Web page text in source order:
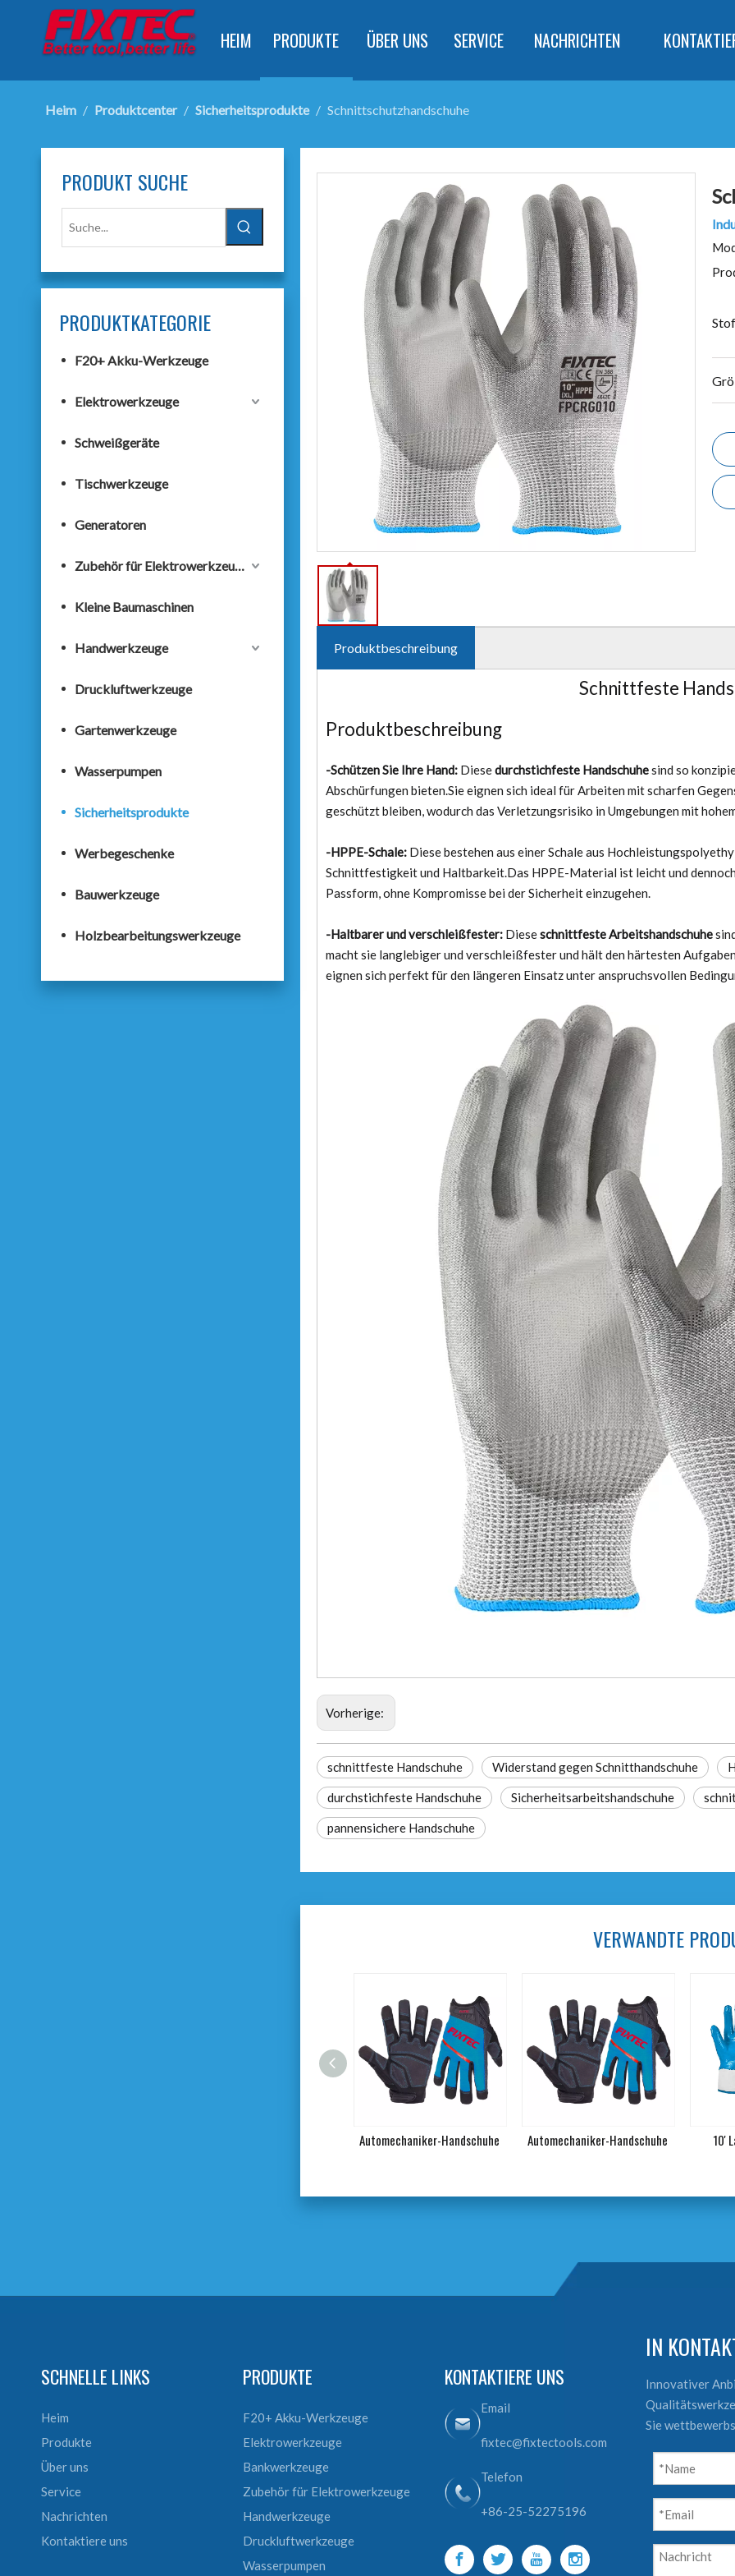
HEIM PRODUKTE ÜBER UNS SERVICE NACHRICHTEN
Heim / Produktcenter / Sicherheitsprodukte / Schnittschutzhandschuhe
PRODUKT SUCHE
PRODUKTKATEGORIE
F20+ Akku-Werkzeuge
Elektrowerkzeuge
Schweißgeräte
Tischwerkzeuge
Generatoren
Zubehör für Elektrowerkzeuge
Kleine Baumaschinen
Handwerkzeuge
Druckluftwerkzeuge
Gartenwerkzeuge
Wasserpumpen
Sicherheitsprodukte
Werbegeschenke
Bauwerkzeuge
Holzbearbeitungswerkzeuge
Produktbeschreibung
Schnittfeste
Produktbeschreibung
-Schützen Sie Ihre Hand: Diesedurchstichfeste Handschuhesind so
Abschürfungen bieten.Sie eignen sich ideal für Arbeiten mit scharfen
geschützt bleiben, wodurch das Verletzungsrisiko in Umgebungen mit
-HPPE-Schale: Diese bestehen aus einer Schale aus
Schnittfestigkeit und Haltbarkeit.Das HPPE-Material ist leicht und
Passform, ohne Kompromisse bei der Sicherheit einzugehen.
-Haltbarer und verschleißfester: Dieseschnittfeste Arbeitshandschuhe
macht sie langlebiger und verschleißfester und hält den härtesten
eignen sich perfekt für den längeren Einsatz unter anspruchsvollen
Vorherige:
schnittfeste Handschuhe Widerstand gegen Schnitthandschuhe
durchstichfeste Handschuhe Sicherheitsarbeitshandschuhe
pannensichere Handschuhe
VERWANDTE
Automechaniker-Handschuhe Automechaniker-Handschuhe
10'
SCHNELLE LINKS
Heim
Produkte
Über uns
Service
Nachrichten
Kontaktiere uns
PRODUKTE
F20+ Akku-Werkzeuge
Elektrowerkzeuge
Bankwerkzeuge
Zubehör für Elektrowerkzeuge
Handwerkzeuge
Druckluftwerkzeuge
Wasserpumpen
KONTAKTIERE UNS
Email
fixtec@fixtectools.com
Telefon
+86-25-52275196
IN
Innovativer
Sie